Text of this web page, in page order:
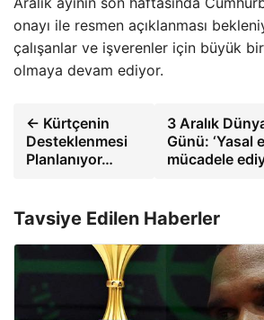
onayı ile resmen açıklanması
çalışanlar ve işverenler için büyük
olmaya devam ediyor.
← Kürtçenin
Desteklenmesi
Planlanıyor…
3 Aralık
Günü: ‘Yasal
mücadele
Tavsiye Edilen Haberler